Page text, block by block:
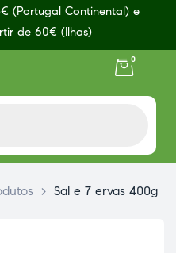
(Portugal Continental) e
de 60€ (Ilhas)
0
> Sal e 7 ervas 400g